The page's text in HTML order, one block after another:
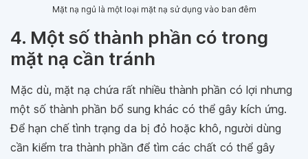
Mặt nạ ngủ là một loại mặt nạ sử dụng vào ban đêm
4. Một số thành phần có trong
mặt nạ cần tránh
Mặc dù, mặt nạ chứa rất nhiều thành phần có lợi nhưng
một số thành phần bổ sung khác có thể gây kích ứng.
Để hạn chế tình trạng da bị đỏ hoặc khô, người dùng
cần kiểm tra thành phần để tìm các chất có thể gây